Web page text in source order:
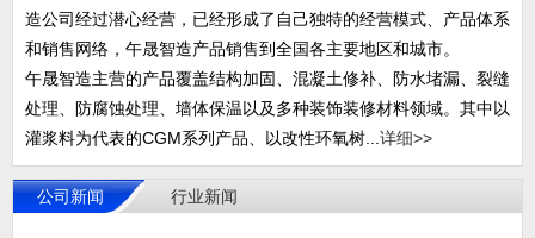
造公司经过潜心经营，已经形成了自己独特的经营模式、产品体系
和销售网络，午晟智造产品销售到全国各主要地区和城市。
午晟智造主营的产品覆盖结构加固、混凝土修补、防水堵漏、裂缝
处理、防腐蚀处理、墙体保温以及多种装饰装修材料领域。其中以
灌浆料为代表的CGM系列产品、以改性环氧树...详细>>
公司新闻 行业新闻